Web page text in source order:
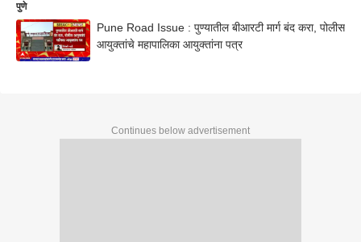
पुणे
Pune Road Issue : पुण्यातील बीआरटी मार्ग बंद करा, पोलीस
आयुक्तांचे महापालिका आयुक्तांना पत्र
Continues below advertisement